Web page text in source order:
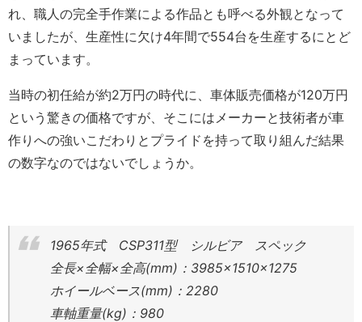
れ、職人の完全手作業による作品とも呼べる外観となって
いましたが、生産性に欠け4年間で554台を生産するにとど
まっています。
当時の初任給が約2万円の時代に、車体販売価格が120万円
という驚きの価格ですが、そこにはメーカーと技術者が車
作りへの強いこだわりとプライドを持って取り組んだ結果
の数字なのではないでしょうか。
1965年式 CSP311型 シルビア スペック
全長×全幅×全高(mm)：3985×1510×1275
ホイールベース(mm)：2280
車軸重量(kg)：980